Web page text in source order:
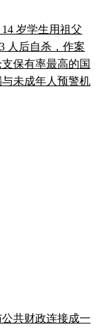
岁学生用祖父
人后自杀，作案
保有率最高的国
未成年人预警机
共财政连接成一